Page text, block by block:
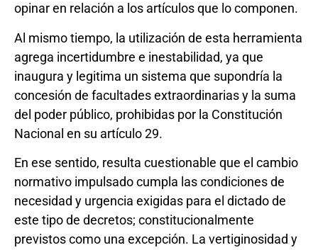
opinar en relación a los artículos que lo componen.
Al mismo tiempo, la utilización de esta herramienta
agrega incertidumbre e inestabilidad, ya que
inaugura y legitima un sistema que supondría la
concesión de facultades extraordinarias y la suma
del poder público, prohibidas por la Constitución
Nacional en su artículo 29.
En ese sentido, resulta cuestionable que el cambio
normativo impulsado cumpla las condiciones de
necesidad y urgencia exigidas para el dictado de
este tipo de decretos; constitucionalmente
previstos como una excepción. La vertiginosidad y